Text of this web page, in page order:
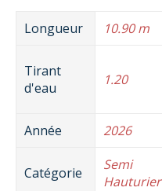
Longueur 10.90 m
Tirant
d'eau
1.20
Année 2026
Catégorie
Semi
Hauturier